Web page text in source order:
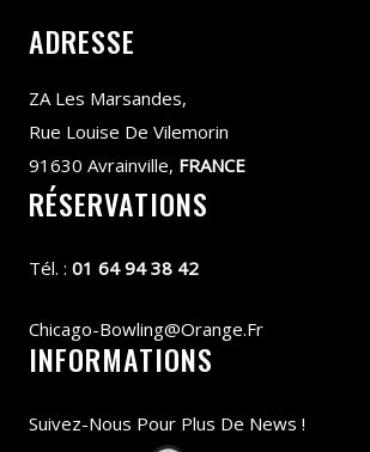
ADRESSE
ZA Les Marsandes,
Rue Louise De Vilemorin
91630 Avrainville, FRANCE
RÉSERVATIONS
Tél. : 01 64 94 38 42
Chicago-Bowling@orange.fr
INFORMATIONS
Suivez-Nous Pour Plus De News !